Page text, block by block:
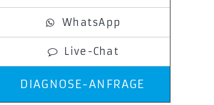
WhatsApp
Live-Chat
DIAGNOSE-ANFRAGE